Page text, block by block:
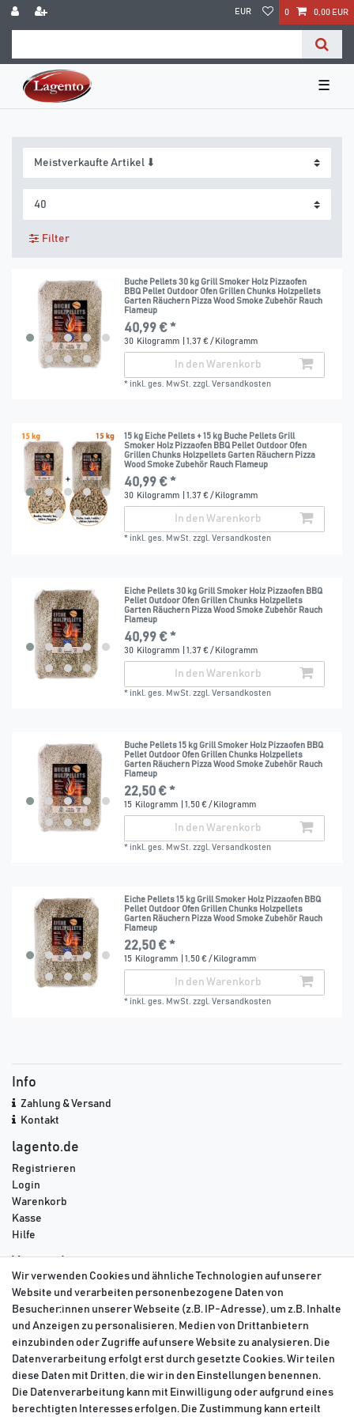
EUR 0 0,00 EUR
☰
Filter
Buche Pellets 30 kg Grill Smoker Holz Pizzaofen
BBQ Pellet Outdoor Ofen Grillen Chunks Holzpellets
Garten Räuchern Pizza Wood Smoke Zubehör Rauch
Flameup
40,99 € *
30 Kilogramm | 1,37 € / Kilogramm
In den Warenkorb
* inkl. ges. MwSt. zzgl.Versandkosten
15 kg Eiche Pellets + 15 kg Buche Pellets Grill
Smoker Holz Pizzaofen BBQ Pellet Outdoor Ofen
Grillen Chunks Holzpellets Garten Räuchern Pizza
Wood Smoke Zubehör Rauch Flameup
40,99 € *
30 Kilogramm | 1,37 € / Kilogramm
In den Warenkorb
* inkl. ges. MwSt. zzgl.Versandkosten
Eiche Pellets 30 kg Grill Smoker Holz Pizzaofen BBQ
Pellet Outdoor Ofen Grillen Chunks Holzpellets
Garten Räuchern Pizza Wood Smoke Zubehör Rauch
Flameup
40,99 € *
30 Kilogramm | 1,37 € / Kilogramm
In den Warenkorb
* inkl. ges. MwSt. zzgl.Versandkosten
Buche Pellets 15 kg Grill Smoker Holz Pizzaofen BBQ
Pellet Outdoor Ofen Grillen Chunks Holzpellets
Garten Räuchern Pizza Wood Smoke Zubehör Rauch
Flameup
22,50 € *
15 Kilogramm | 1,50 € / Kilogramm
In den Warenkorb
* inkl. ges. MwSt. zzgl.Versandkosten
Eiche Pellets 15 kg Grill Smoker Holz Pizzaofen BBQ
Pellet Outdoor Ofen Grillen Chunks Holzpellets
Garten Räuchern Pizza Wood Smoke Zubehör Rauch
Flameup
22,50 € *
15 Kilogramm | 1,50 € / Kilogramm
In den Warenkorb
* inkl. ges. MwSt. zzgl.Versandkosten
Info
Zahlung & Versand
Kontakt
lagento.de
Registrieren
Login
Warenkorb
Kasse
Hilfe
Versand
DPD
GLS
DHL
Wir verwenden Cookies und ähnliche Technologien auf unserer
Website und verarbeiten personenbezogene Daten von
Besucher:innen unserer Webseite (z.B. IP-Adresse), um z.B. Inhalte
und Anzeigen zu personalisieren, Medien von Drittanbietern
einzubinden oder Zugriffe auf unsere Website zu analysieren. Die
Datenverarbeitung erfolgt erst durch gesetzte Cookies. Wir teilen
diese Daten mit Dritten, die wir in den Einstellungen benennen.
Die Datenverarbeitung kann mit Einwilligung oder aufgrund eines
berechtigten Interesses erfolgen. Die Zustimmung kann erteilt